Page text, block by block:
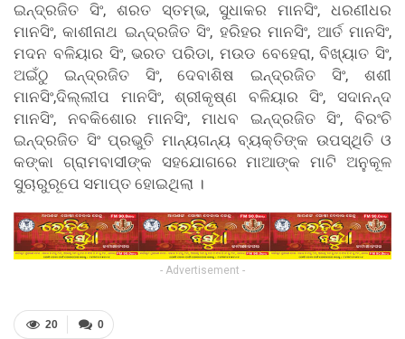
ଇନ୍ଦ୍ରଜିତ ସିଂ, ଶରତ ସ୍ତମ୍ଭ, ସୁଧାକର ମାନସିଂ, ଧରଣୀଧର
ମାନସିଂ, କାଶୀନାଥ ଇନ୍ଦ୍ରଜିତ ସିଂ, ହରିହର ମାନସିଂ, ଆର୍ତ ମାନସିଂ,
ମଦନ ବଳିୟାର ସିଂ, ଭରତ ପରିଡା, ମଉଡ ବେହେରା, ବିଖ୍ୟାତ ସିଂ,
ଅଇଁଠୁ ଇନ୍ଦ୍ରଜିତ ସିଂ, ଦେବାଶିଷ ଇନ୍ଦ୍ରଜିତ ସିଂ, ଶଶୀ
ମାନସିଂ,ଦିଲ୍ଲୀପ ମାନସିଂ, ଶ୍ରୀକୃଷ୍ଣ ବଳିୟାର ସିଂ, ସଦାନନ୍ଦ
ମାନସିଂ, ନବକିଶୋର ମାନସିଂ, ମାଧବ ଇନ୍ଦ୍ରଜିତ ସିଂ, ବିରଂଚି
ଇନ୍ଦ୍ରଜିତ ସିଂ ପ୍ରଭୁତି ମାନ୍ୟଗନ୍ୟ ବ୍ୟକ୍ତିଙ୍କ ଉପସ୍ଥିତି ଓ
କଙ୍କା ଗ୍ରାମବାସୀଙ୍କ ସହଯୋଗରେ ମାଆଙ୍କ ମାଟି ଅନୁକୂଳ
ସୁଚାରୁରୂପେ ସମାପ୍ତ ହୋଇଥିଲା ।
- Advertisement -
0
20